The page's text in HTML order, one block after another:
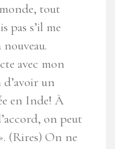
tout
pas s’il me
avec mon
d’avoir un
en Inde! À
on peut
(Rires) On ne